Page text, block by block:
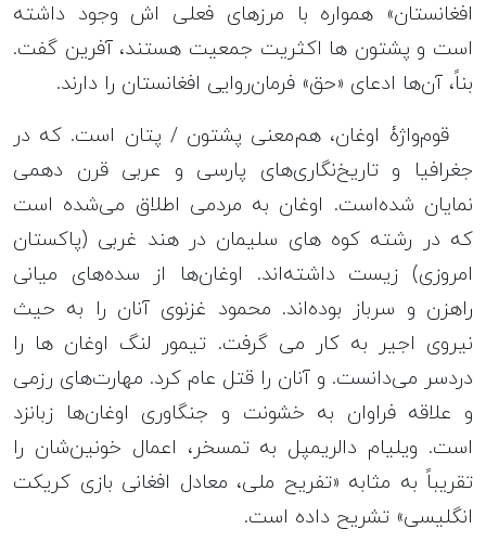
افغانستان» همواره با مرزهای فعلی‌ اش وجود داشته
است و پشتون ها اکثریت جمعیت هستند، آفرین گفت.
بناً، آن‌ها ادعای «حق» فرمان‌روایی افغانستان را دارند.
قوم‌واژۀ اوغان، هم‌‌معنی پشتون / پتان است. که در
جغرافیا و تاریخ‌نگاری‌های پارسی و عربی قرن دهمی
نمایان شده‌است. اوغان به مردمی اطلاق می‌شده است
که در رشته کوه های سلیمان در هند غربی (پاکستان
امروزی) زیست داشته‌اند. اوغان‌ها از سده‌‌های میانی
راهزن و سرباز بوده‌اند. محمود غزنوی آنان را به حیث
نیروی اجیر به کار می گرفت. تیمور‌ لنگ اوغان ها را
دردسر می‌دانست. و آنان را قتل عام کرد. مهارت‌های رزمی
و علاقه فراوان به خشونت و جنگاوری اوغان‌ها زبانزد
است. ویلیام دالریمپل به تمسخر، اعمال خونین‌شان را
تقریباً به مثابه «تفریح ملی، معادل افغانی بازی کریکت
انگلیسی» تشریح داده است.